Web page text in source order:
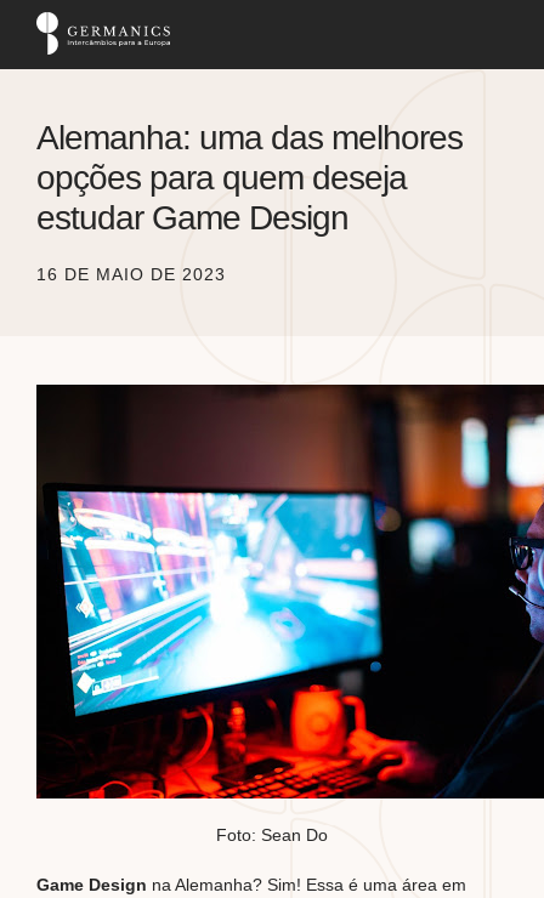
Alemanha: uma das melhores
opções para quem deseja
estudar Game Design
16 DE MAIO DE 2023
Foto: Sean Do
Game Design na Alemanha? Sim! Essa é uma área em